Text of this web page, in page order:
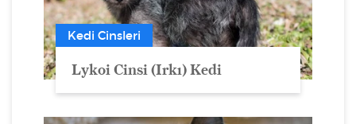
Kedi Cinsleri
Lykoi Cinsi (Irkı) Kedi